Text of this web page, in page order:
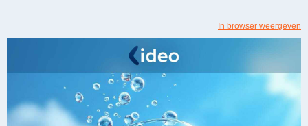
In browser weergeven